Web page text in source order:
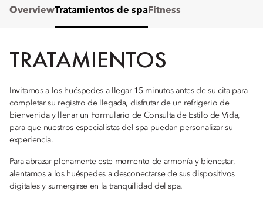
OverviewTratamientos de spa Fitness
TRATAMIENTOS
Invitamos a los huéspedes a llegar 15 minutos antes de su cita para
completar su registro de llegada, disfrutar de un refrigerio de
bienvenida y llenar un Formulario de Consulta de Estilo de Vida,
para que nuestros especialistas del spa puedan personalizar su
experiencia.
Para abrazar plenamente este momento de armonía y bienestar,
alentamos a los huéspedes a desconectarse de sus dispositivos
digitales y sumergirse en la tranquilidad del spa.